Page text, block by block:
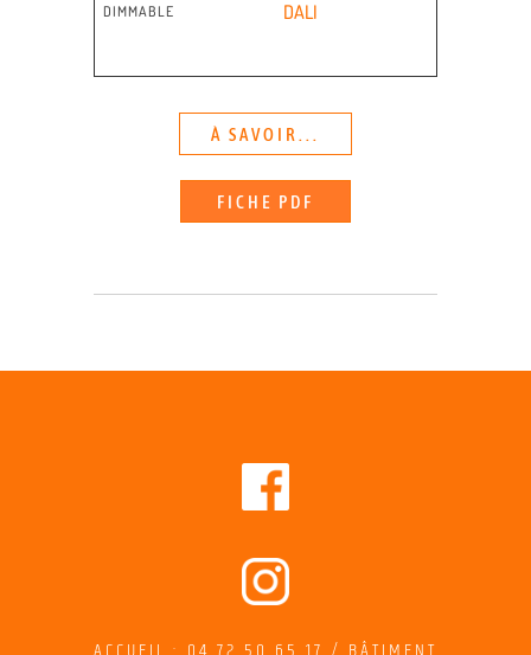
DIMMABLE DALI
À SAVOIR...
FICHE PDF